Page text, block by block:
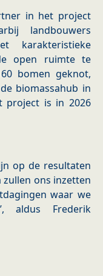
in het project
landbouwers
karakteristieke
open ruimte te
bomen geknot,
biomassahub in
project is in 2026
op de resultaten
zullen ons inzetten
waar we
aldus Frederik